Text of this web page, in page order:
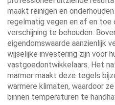
maakt reinigen en
regelmatig vegen en af en toe
verschijning te behouden.
eigendomswaarde aanzienlijk
wijselijke investering zijn voor
vastgoedontwikkelaars. Het
marmer maakt deze tegels
warmere klimaten, waardoor
binnen temperaturen te